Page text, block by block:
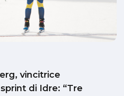
vincitrice
di Idre: “Tre